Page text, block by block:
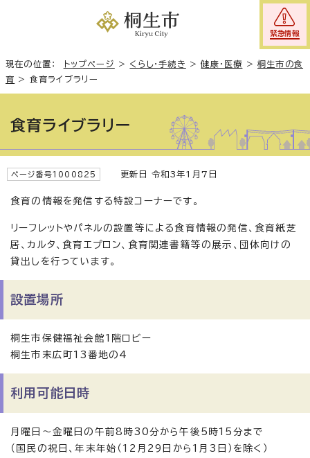
緊急情報
現在の位置： トップページ > くらし・手続き >健康・医療 >桐生市の食
育 > 食育ライブラリー
食育ライブラリー
ページ番号1000825 更新日 令和3年1月7日
食育の情報を発信する特設コーナーです。
リーフレットやパネルの設置等による食育情報の発信、食育紙芝
居、カルタ、食育エプロン、食育関連書籍等の展示、団体向けの
貸出しを行っています。
設置場所
桐生市保健福祉会館1階ロビー
桐生市末広町13番地の4
利用可能日時
月曜日～金曜日の午前8時30分から午後5時15分まで
（国民の祝日、年末年始（12月29日から1月3日）を除く）